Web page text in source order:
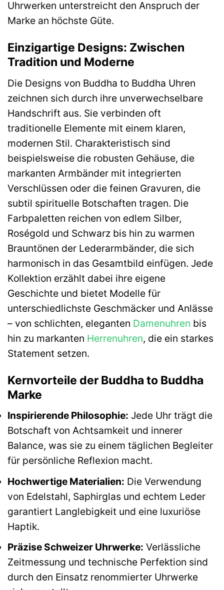
Uhrwerken unterstreicht den Anspruch der
Marke an höchste Güte.
Einzigartige Designs: Zwischen
Tradition und Moderne
Die Designs von Buddha to Buddha Uhren
zeichnen sich durch ihre unverwechselbare
Handschrift aus. Sie verbinden oft
traditionelle Elemente mit einem klaren,
modernen Stil. Charakteristisch sind
beispielsweise die robusten Gehäuse, die
markanten Armbänder mit integrierten
Verschlüssen oder die feinen Gravuren, die
subtil spirituelle Botschaften tragen. Die
Farbpaletten reichen von edlem Silber,
Roségold und Schwarz bis hin zu warmen
Brauntönen der Lederarmbänder, die sich
harmonisch in das Gesamtbild einfügen. Jede
Kollektion erzählt dabei ihre eigene
Geschichte und bietet Modelle für
unterschiedlichste Geschmäcker und Anlässe
– von schlichten, eleganten Damenuhren bis
hin zu markanten Herrenuhren, die ein starkes
Statement setzen.
Kernvorteile der Buddha to Buddha
Marke
Inspirierende Philosophie: Jede Uhr trägt die
Botschaft von Achtsamkeit und innerer
Balance, was sie zu einem täglichen Begleiter
für persönliche Reflexion macht.
Hochwertige Materialien: Die Verwendung
von Edelstahl, Saphirglas und echtem Leder
garantiert Langlebigkeit und eine luxuriöse
Haptik.
Präzise Schweizer Uhrwerke: Verlässliche
Zeitmessung und technische Perfektion sind
durch den Einsatz renommierter Uhrwerke